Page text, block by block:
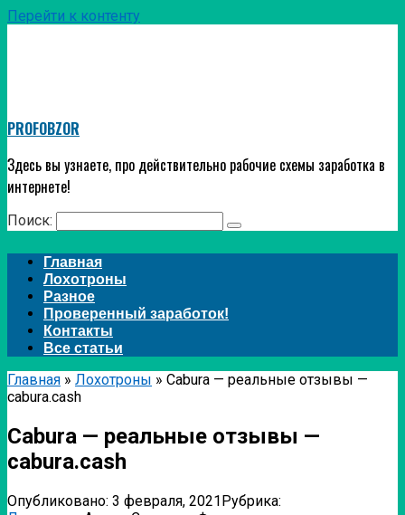
Перейти к контенту
PROFOBZOR
Здесь вы узнаете, про действительно рабочие схемы заработка в
интернете!
Поиск:
Главная
Лохотроны
Разное
Проверенный заработок!
Контакты
Все статьи
Главная » Лохотроны » Cabura — реальные отзывы —
cabura.cash
Cabura — реальные отзывы —
cabura.cash
Опубликовано: 3 февраля, 2021Рубрика: